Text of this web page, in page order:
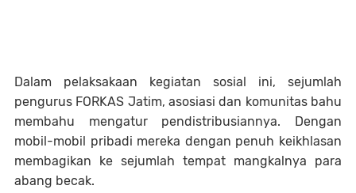
Dalam pelaksakaan kegiatan sosial ini, sejumlah
pengurus FORKAS Jatim, asosiasi dan komunitas bahu
membahu mengatur pendistribusiannya. Dengan
mobil-mobil pribadi mereka dengan penuh keikhlasan
membagikan ke sejumlah tempat mangkalnya para
abang becak.